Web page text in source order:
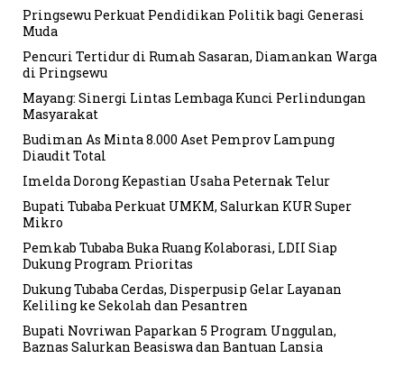
Pringsewu Perkuat Pendidikan Politik bagi Generasi
Muda
Pencuri Tertidur di Rumah Sasaran, Diamankan Warga
di Pringsewu
Mayang: Sinergi Lintas Lembaga Kunci Perlindungan
Masyarakat
Budiman As Minta 8.000 Aset Pemprov Lampung
Diaudit Total
Imelda Dorong Kepastian Usaha Peternak Telur
Bupati Tubaba Perkuat UMKM, Salurkan KUR Super
Mikro
Pemkab Tubaba Buka Ruang Kolaborasi, LDII Siap
Dukung Program Prioritas
Dukung Tubaba Cerdas, Disperpusip Gelar Layanan
Keliling ke Sekolah dan Pesantren
Bupati Novriwan Paparkan 5 Program Unggulan,
Baznas Salurkan Beasiswa dan Bantuan Lansia